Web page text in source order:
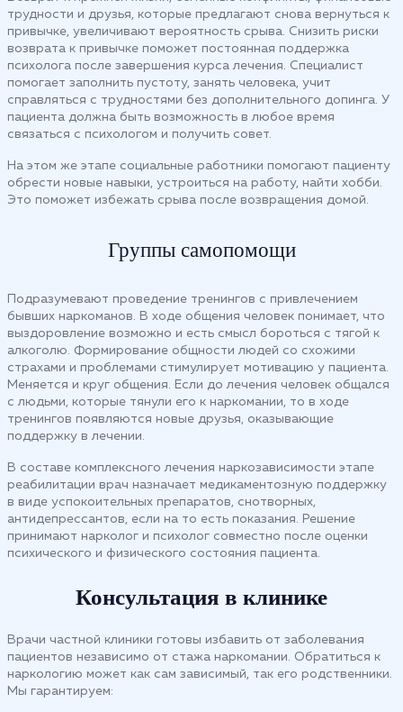
трудности и друзья, которые предлагают снова вернуться к
привычке, увеличивают вероятность срыва. Снизить риски
возврата к привычке поможет постоянная поддержка
психолога после завершения курса лечения. Специалист
помогает заполнить пустоту, занять человека, учит
справляться с трудностями без дополнительного допинга. У
пациента должна быть возможность в любое время
связаться с психологом и получить совет.
На этом же этапе социальные работники помогают пациенту
обрести новые навыки, устроиться на работу, найти хобби.
Это поможет избежать срыва после возвращения домой.
Группы самопомощи
Подразумевают проведение тренингов с привлечением
бывших наркоманов. В ходе общения человек понимает, что
выздоровление возможно и есть смысл бороться с тягой к
алкоголю. Формирование общности людей со схожими
страхами и проблемами стимулирует мотивацию у пациента.
Меняется и круг общения. Если до лечения человек общался
с людьми, которые тянули его к наркомании, то в ходе
тренингов появляются новые друзья, оказывающие
поддержку в лечении.
В составе комплексного лечения наркозависимости этапе
реабилитации врач назначает медикаментозную поддержку
в виде успокоительных препаратов, снотворных,
антидепрессантов, если на то есть показания. Решение
принимают нарколог и психолог совместно после оценки
психического и физического состояния пациента.
Консультация в клинике
Врачи частной клиники готовы избавить от заболевания
пациентов независимо от стажа наркомании. Обратиться к
наркологию может как сам зависимый, так его родственники.
Мы гарантируем: